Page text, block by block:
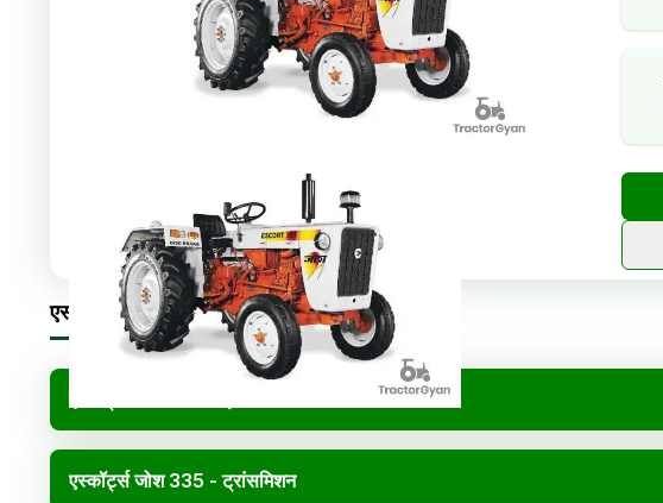
एस्कॉर्ट्स जोश 335 विनिर्देश
एस्कॉर्ट्स जोश 335 - ट्रांसमिशन